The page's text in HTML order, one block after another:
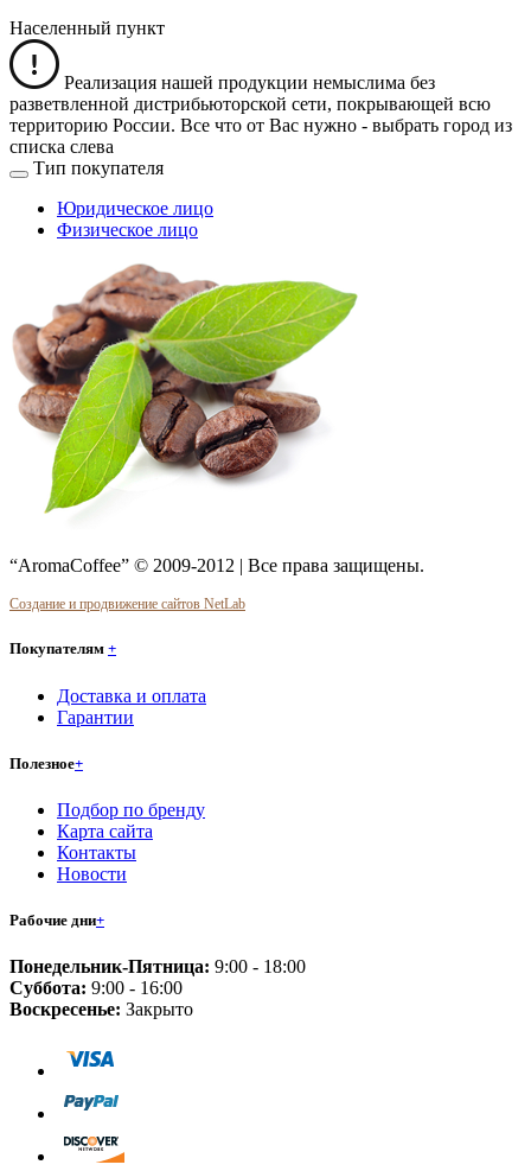
Населенный пункт
Реализация нашей продукции немыслима без
разветвленной дистрибьюторской сети, покрывающей всю
территорию России. Все что от Вас нужно - выбрать город из
списка слева
Тип покупателя
Юридическое лицо
Физическое лицо
“AromaCoffee” © 2009-2012 | Все права защищены.
Создание и продвижение сайтов NetLab
Покупателям +
Доставка и оплата
Гарантии
Полезное+
Подбор по бренду
Карта сайта
Контакты
Новости
Рабочие дни+
Понедельник-Пятница: 9:00 - 18:00
Суббота: 9:00 - 16:00
Воскресенье: Закрыто